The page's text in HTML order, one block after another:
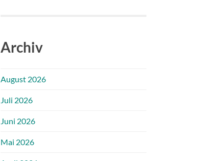
Archiv
August 2026
Juli 2026
Juni 2026
Mai 2026